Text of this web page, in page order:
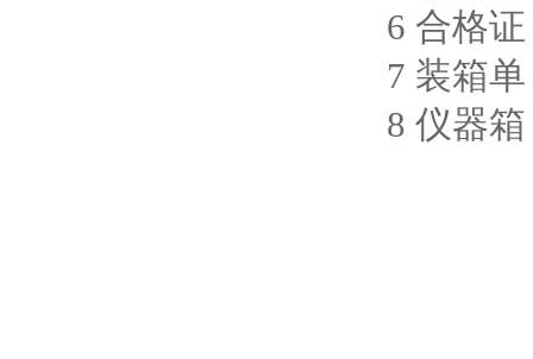
6 合格
7 装箱
8 仪器